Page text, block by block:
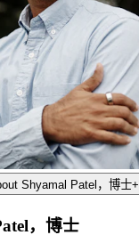
Shyamal Patel，博士+
，博士